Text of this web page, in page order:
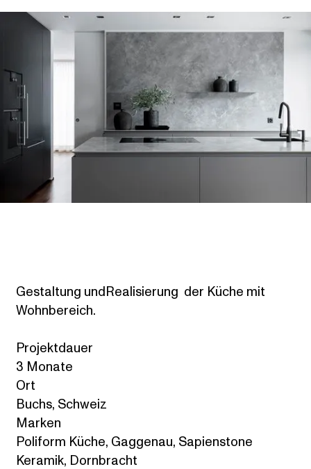
Gestaltung undRealisierung der Küche mit
Wohnbereich.
Projektdauer
3 Monate
Ort
Buchs, Schweiz
Marken
Poliform Küche, Gaggenau, Sapienstone
Keramik, Dornbracht